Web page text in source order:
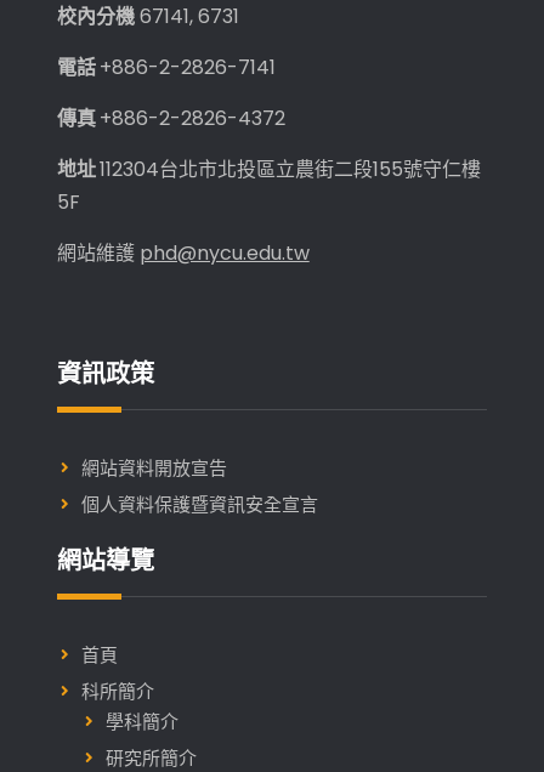
校內分機67141, 6731
電話+886-2-2826-7141
傳真+886-2-2826-4372
地址112304台北市北投區立農街二段155號守仁樓
5F
網站維護 phd@nycu.edu.tw
資訊政策
網站資料開放宣告
個人資料保護暨資訊安全宣言
網站導覽
首頁
科所簡介
學科簡介
研究所簡介